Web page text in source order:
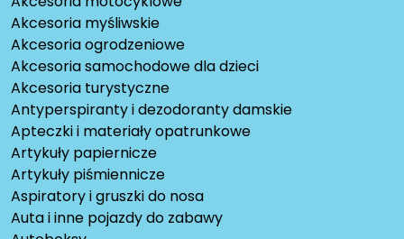
Akcesoria myśliwskie
Akcesoria ogrodzeniowe
Akcesoria samochodowe dla dzieci
Akcesoria turystyczne
Antyperspiranty i dezodoranty damskie
Apteczki i materiały opatrunkowe
Artykuły papiernicze
Artykuły piśmiennicze
Aspiratory i gruszki do nosa
Auta i inne pojazdy do zabawy